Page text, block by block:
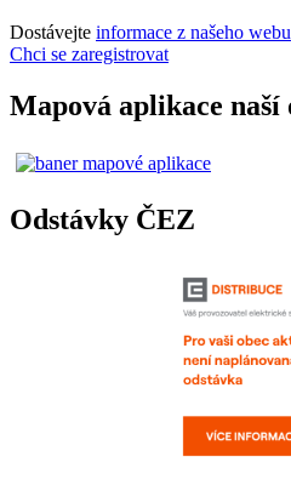
Dostávejte informace z našeho webu
Chci se zaregistrovat
Mapová aplikace naší
Odstávky ČEZ